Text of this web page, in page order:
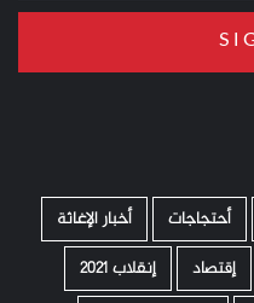
أحتجاجات
أخبار الإغاثة
إقتصاد
إنقلاب 2021